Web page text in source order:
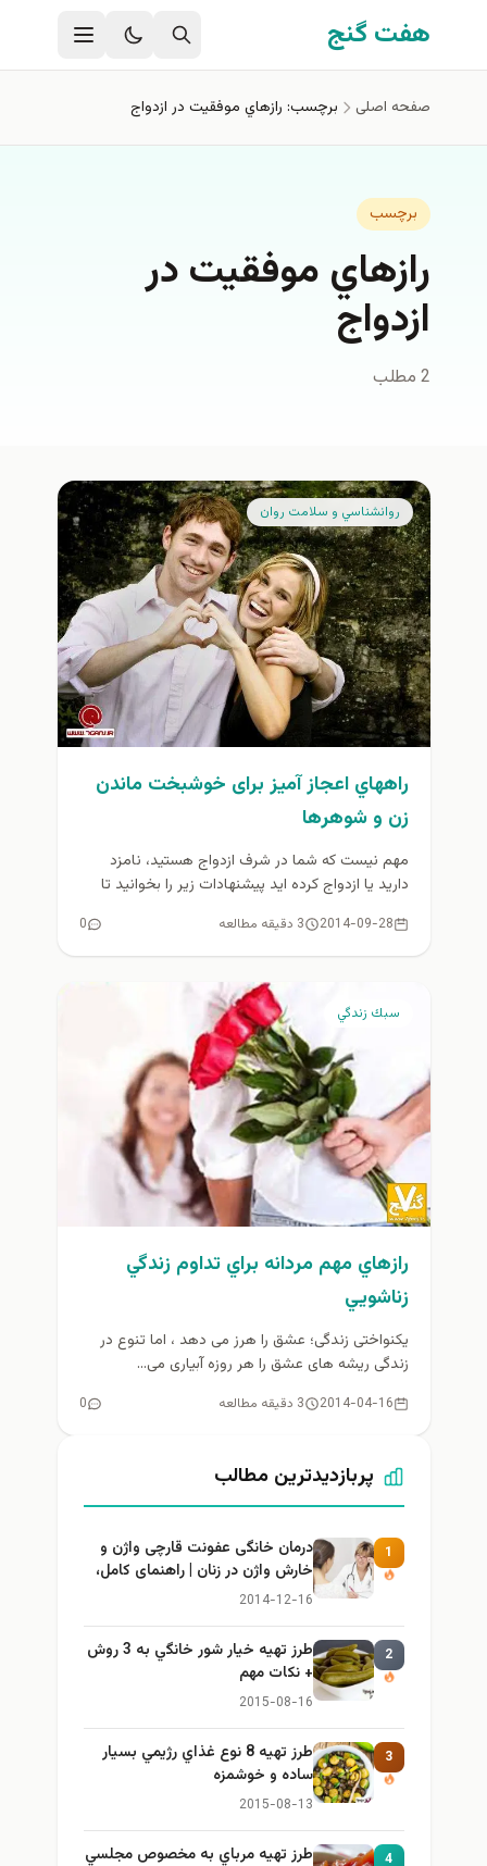
رفتن به محتوای اصلی
هفت گنج
صفحه اصلی برچسب: رازهاي موفقيت در ازدواج
برچسب
رازهاي موفقيت در
ازدواج
2 مطلب
روانشناسي و سلامت روان
راههاي اعجاز آميز برای خوشبخت ماندن
زن و شوهرها
مهم نیست که شما در شرف ازدواج هستید، نامزد
دارید یا ازدواج کرده اید پیشنهادات زیر را بخوانید تا
2014-09-28 3 دقیقه مطالعه 0
سبك زندگي
رازهاي مهم مردانه براي تداوم زندگي
زناشويي
یکنواختی زندگی؛ عشق را هرز می دهد ، اما تنوع در
زندگی ریشه های عشق را هر روزه آبیاری می...
2014-04-16 3 دقیقه مطالعه 0
پربازدیدترین مطالب
1
درمان خانگی عفونت قارچی واژن و
خارش واژن در زنان | راهنمای کامل،
ایمن و کاربردی
2014-12-16
2
طرز تهيه خیار شور خانگي به 3 روش
+ نكات مهم
2015-08-16
3
طرز تهيه 8 نوع غذاي رژيمي بسيار
ساده و خوشمزه
2015-08-13
4
طرز تهيه مرباي به مخصوص مجلسي